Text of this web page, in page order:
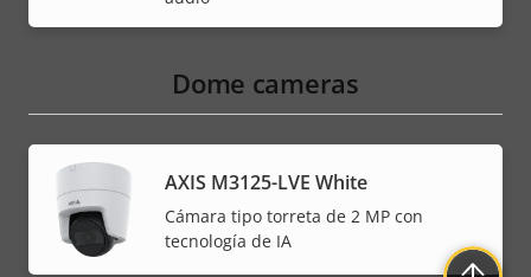
Dome cameras
AXIS M3125-LVE White
Cámara tipo torreta de 2 MP con
tecnología de IA